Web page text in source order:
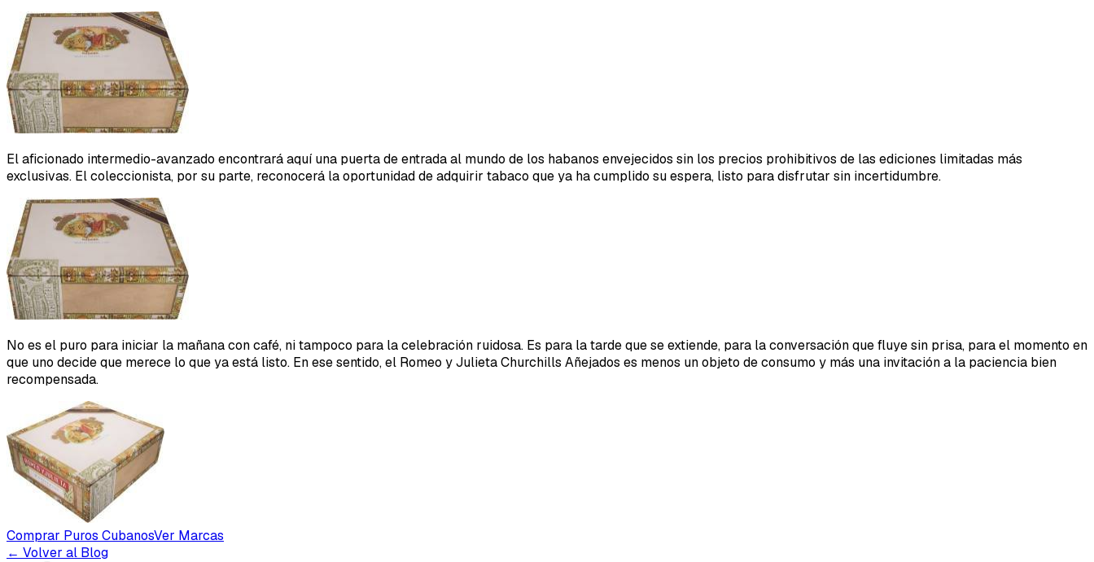
El aficionado intermedio-avanzado encontrará aquí una puerta de entrada al mundo de los habanos envejecidos sin los precios prohibitivos de las ediciones limitadas más
exclusivas. El coleccionista, por su parte, reconocerá la oportunidad de adquirir tabaco que ya ha cumplido su espera, listo para disfrutar sin incertidumbre.
No es el puro para iniciar la mañana con café, ni tampoco para la celebración ruidosa. Es para la tarde que se extiende, para la conversación que fluye sin prisa, para el momento en
que uno decide que merece lo que ya está listo. En ese sentido, el Romeo y Julieta Churchills Añejados es menos un objeto de consumo y más una invitación a la paciencia bien
recompensada.
Comprar Puros CubanosVer Marcas
← Volver al Blog